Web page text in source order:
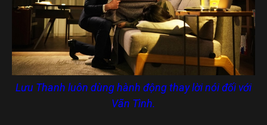
Lưu Thanh luôn dùng hành động thay lời nói đối với
Vãn Tình.